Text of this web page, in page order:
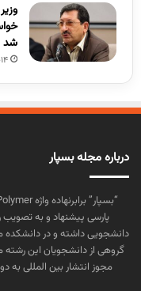
شد
درباره مجله بسپار
پارسی پیشنهاد و به
دانشجویی داشته و در دانشکده
مجوز انتشار بین المللی به